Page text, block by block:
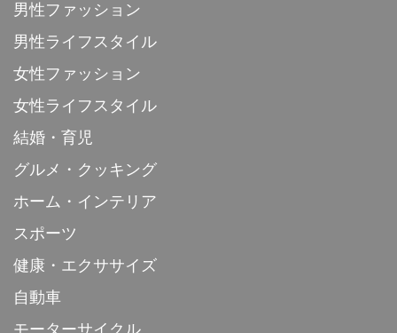
男性ファッション
男性ライフスタイル
女性ファッション
女性ライフスタイル
結婚・育児
グルメ・クッキング
ホーム・インテリア
スポーツ
健康・エクササイズ
自動車